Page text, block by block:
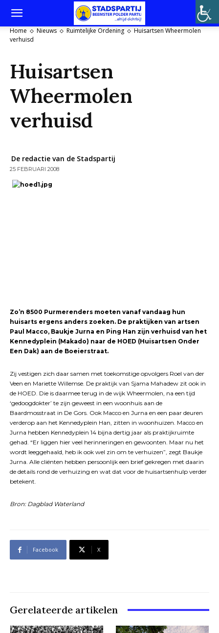
Home Nieuws Ruimtelijke Ordening
Huisartsen Wheermolen
verhuisd
Huisartsen
Wheermolen
verhuisd
De redactie van de Stadspartij
25 FEBRUARI 2008
Zo’n 8500 Purmerenders moeten vanaf vandaag hun
huisarts ergens anders zoeken. De praktijken van artsen
Paul Macco, Baukje Jurna en Ping Han zijn verhuisd van het
Kennedyplein (Makado) naar de HOED (Huisartsen Onder
Een Dak) aan de Boeierstraat.
Zij vestigen zich daar samen met toekomstige opvolgers Roel van der
Veen en Mariette Willemse. De praktijk van Sjama Mahadew zit ook in
de HOED. Die is daarmee terug in de wijk Wheermolen, na een tijd
‘gedoogdokter’ te zijn geweest in een woonhuis aan de
Baardmosstraat in De Gors. Ook Macco en Jurna en een paar deuren
verderop aan het Kennedyplein Han, zitten in woonhuizen. Macco en
Jurna hebben Kennedyplein 14 bijna dertig jaar als praktijkruimte
gehad. “Er liggen hier veel herinneringen en gewoonten. Maar nu het
wordt leeggehaald, heb ik ook wel zin om te verhuizen”, zegt Baukje
Jurna. Alle cliënten hebben persoonlijk een brief gekregen met daarin
de details rond de verhuizing en wat dat voor de huisartsenhulp verder
betekent.
Bron: Dagblad Waterland
Facebook X
Gerelateerde artikelen